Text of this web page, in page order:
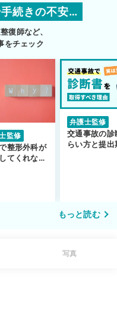
続きの不安…
復師など、
をチェック
監修
整形外科が
てくれな
弁護士監修
交通事故の診
らい方と提
もっと読む
写真